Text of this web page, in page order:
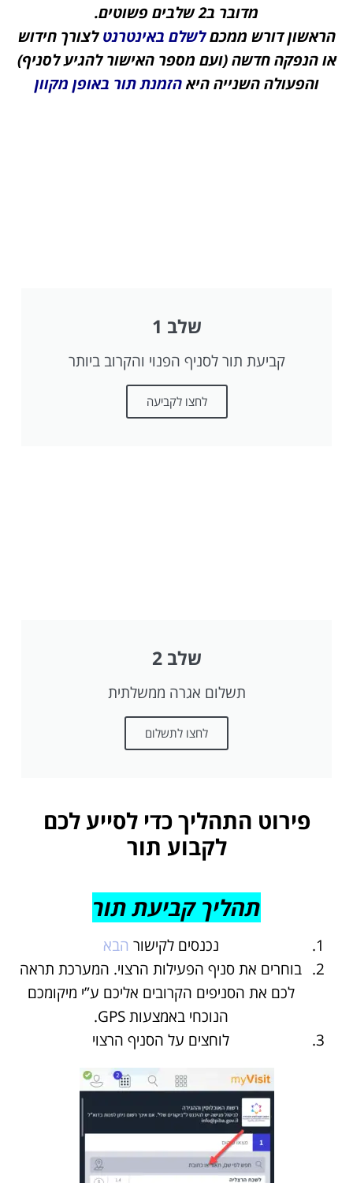
מדובר ב2 שלבים פשוטים.
הראשון דורש ממכםלשלם באינטרנטלצורך חידוש
או הנפקה חדשה (ועם מספר האישור להגיע לסניף)
והפעולה השנייה היאהזמנת תור באופן מקוון
שלב 1
קביעת תור לסניף הפנוי והקרוב ביותר
לחצו לקביעה
שלב 2
תשלום אגרה ממשלתית
לחצו לתשלום
פירוט התהליך כדי לסייע לכם
לקבוע תור
תהליך קביעת תור
נכנסים לקישור הבא
בוחרים את סניף הפעילות הרצוי. המערכת תראה
לכם את הסניפים הקרובים אליכם ע”י מיקומכם
הנוכחי באמצעות GPS.
לוחצים על הסניף הרצוי